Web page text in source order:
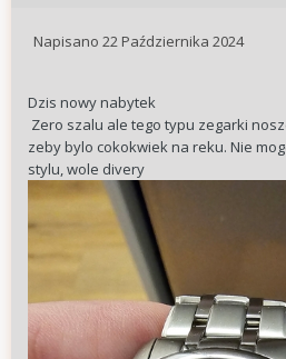
Napisano 22 Października 2024
Dzis nowy nabytek
Zero szalu ale tego typu zegarki
zeby bylo cokokwiek na reku. Nie
stylu, wole divery